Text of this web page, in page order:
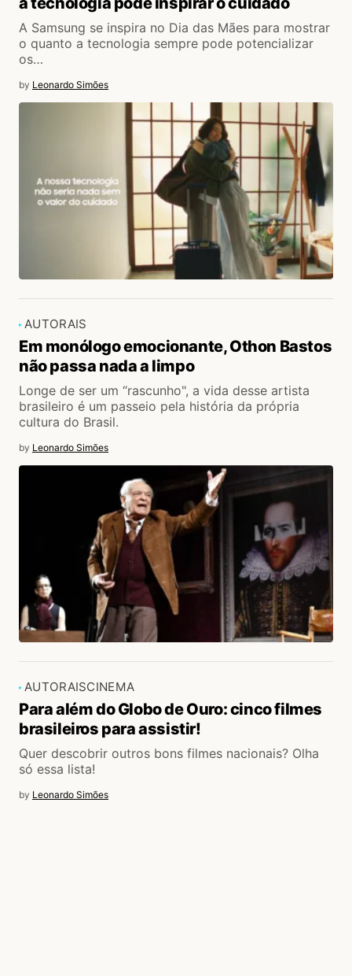
A Samsung se inspira no Dia das Mães para mostrar
o quanto a tecnologia sempre pode potencializar
os…
by Leonardo Simões
AUTORAIS
Em monólogo emocionante, Othon Bastos
não passa nada a limpo
Longe de ser um “rascunho", a vida desse artista
brasileiro é um passeio pela história da própria
cultura do Brasil.
by Leonardo Simões
AUTORAISCINEMA
Para além do Globo de Ouro: cinco filmes
brasileiros para assistir!
Quer descobrir outros bons filmes nacionais? Olha
só essa lista!
by Leonardo Simões